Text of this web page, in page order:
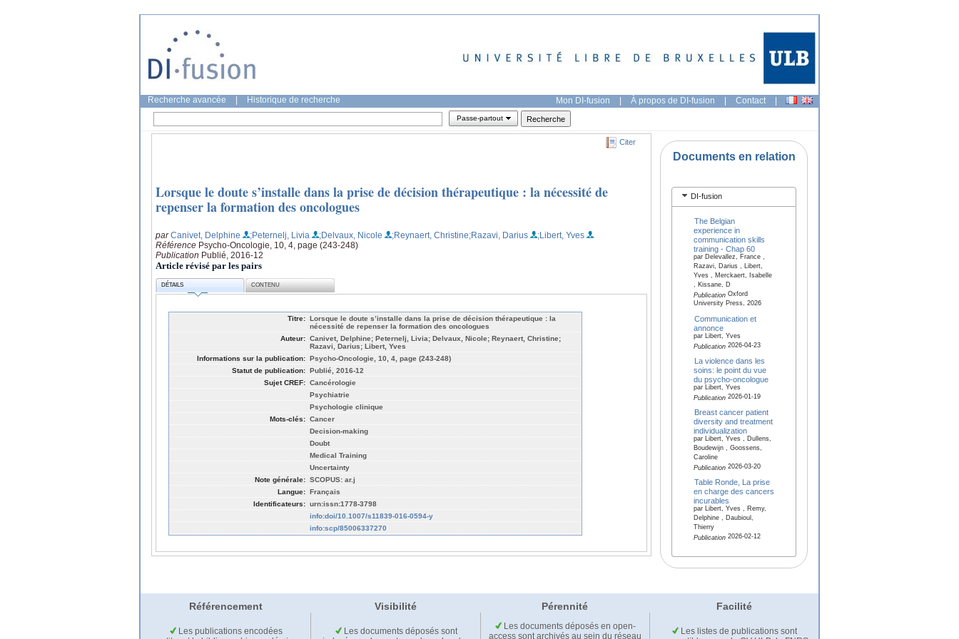
Recherche avancée Historique de recherche Mon DI-fusion | À propos de DI-fusion | Contact |
Passe-partout
Citer
Lorsque le doute s’installe dans la prise de décision thérapeutique : la nécessité de
repenser la formation des oncologues
parCanivet, Delphine ;Peternelj, Livia ;Delvaux, Nicole ;Reynaert, Christine;Razavi, Darius
;Libert, Yves
Référence Psycho-Oncologie, 10, 4, page (243-248)
Publication Publié, 2016-12
Article révisé par les pairs
DÉTAILS CONTENU
Titre: Lorsque le doute s’installe dans la prise de décision thérapeutique : la
nécessité de repenser la formation des oncologues
Auteur: Canivet, Delphine; Peternelj, Livia; Delvaux, Nicole; Reynaert, Christine;
Razavi, Darius; Libert, Yves
Informations sur la publication: Psycho-Oncologie, 10, 4, page (243-248)
Statut de publication: Publié, 2016-12
Sujet CREF: Cancérologie
Psychiatrie
Psychologie clinique
Mots-clés: Cancer
Decision-making
Doubt
Medical Training
Uncertainty
Note générale: SCOPUS: ar.j
Langue: Français
Identificateurs: urn:issn:1778-3798
info:doi/10.1007/s11839-016-0594-y
info:scp/85006337270
Documents en relation
DI-fusion
The Belgian
experience in
communication skills
training - Chap 60
par Delevallez, France ,
Razavi, Darius , Libert,
Yves , Merckaert, Isabelle
, Kissane, D
PublicationOxford
University Press, 2026
Communication et
annonce
par Libert, Yves
Publication2026-04-23
La violence dans les
soins: le point du vue
du psycho-oncologue
par Libert, Yves
Publication2026-01-19
Breast cancer patient
diversity and treatment
individualization
par Libert, Yves , Dullens,
Boudewijn , Goossens,
Caroline
Publication2026-03-20
Table Ronde, La prise
en charge des cancers
incurables
par Libert, Yves , Remy,
Delphine , Daubioul,
Thierry
Publication2026-02-12
Référencement Visibilité Pérennité Facilité
Les publications encodées
Les documents déposés sont
Les documents déposés en open-
access sont archivés au sein du réseau
Les listes de publications sont